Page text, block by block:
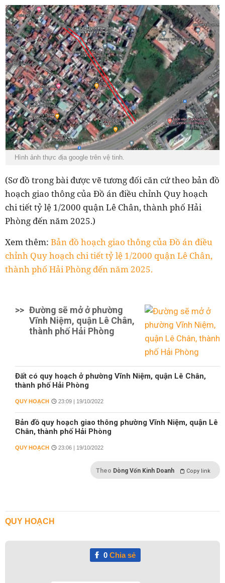
Hình ảnh thực địa google trên vệ tinh.
(Sơ đồ trong bài được vẽ tương đối căn cứ theo bản đồ
hoạch giao thông của Đồ án điều chỉnh Quy hoạch
chi tiết tỷ lệ 1/2000 quận Lê Chân, thành phố Hải
Phòng đến năm 2025.)
Xem thêm: Bản đồ hoạch giao thông của Đồ án điều
chỉnh Quy hoạch chi tiết tỷ lệ 1/2000 quận Lê Chân,
thành phố Hải Phòng đến năm 2025.
>> Đường sẽ mở ở phường
Vĩnh Niệm, quận Lê Chân,
thành phố Hải Phòng
Đất có quy hoạch ở phường Vĩnh Niệm, quận Lê Chân,
thành phố Hải Phòng
QUY HOẠCH 23:09 | 19/10/2022
Bản đồ quy hoạch giao thông phường Vĩnh Niệm, quận Lê
Chân, thành phố Hải Phòng
QUY HOẠCH 23:06 | 19/10/2022
Theo Dòng Vốn Kinh Doanh Copy link
QUY HOẠCH
0Chia sẻ